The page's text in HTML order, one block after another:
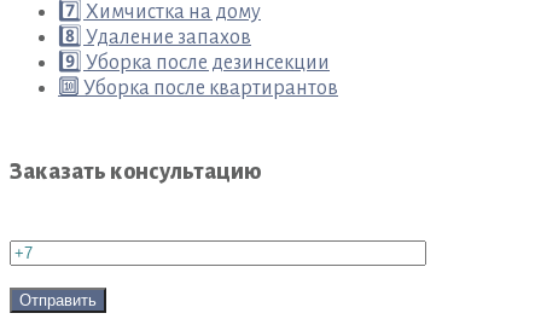
7️⃣ Химчистка на дому
8️⃣ Удаление запахов
9️⃣ Уборка после дезинсекции
🔟 Уборка после квартирантов
Заказать консультацию